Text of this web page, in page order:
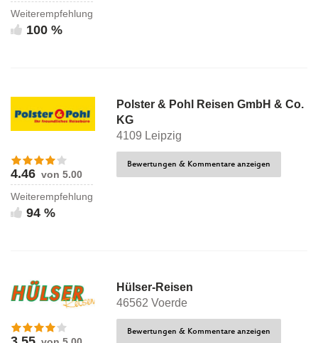
Weiterempfehlung
100 %
Polster & Pohl Reisen GmbH & Co.
KG
4109 Leipzig
4.46 von 5.00
Weiterempfehlung
94 %
Bewertungen & Kommentare anzeigen
Hülser-Reisen
46562 Voerde
Bewertungen & Kommentare anzeigen